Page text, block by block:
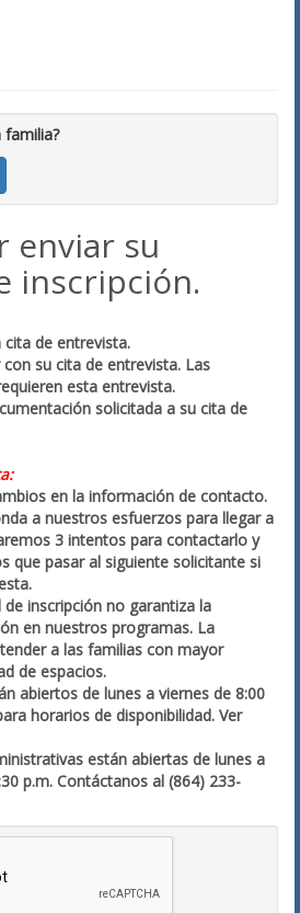
familia?
enviar su
inscripción.
cita de entrevista.
su cita de entrevista. Las
esta entrevista.
solicitada a su cita de
en la información de contacto.
a nuestros esfuerzos para llegar a
3 intentos para contactarlo y
que pasar al siguiente solicitante si
inscripción no garantiza la
en nuestros programas. La
a las familias con mayor
de espacios.
abiertos de lunes a viernes de 8:00
horarios de disponibilidad. Ver
están abiertas de lunes a
p.m. Contáctanos al (864) 233-